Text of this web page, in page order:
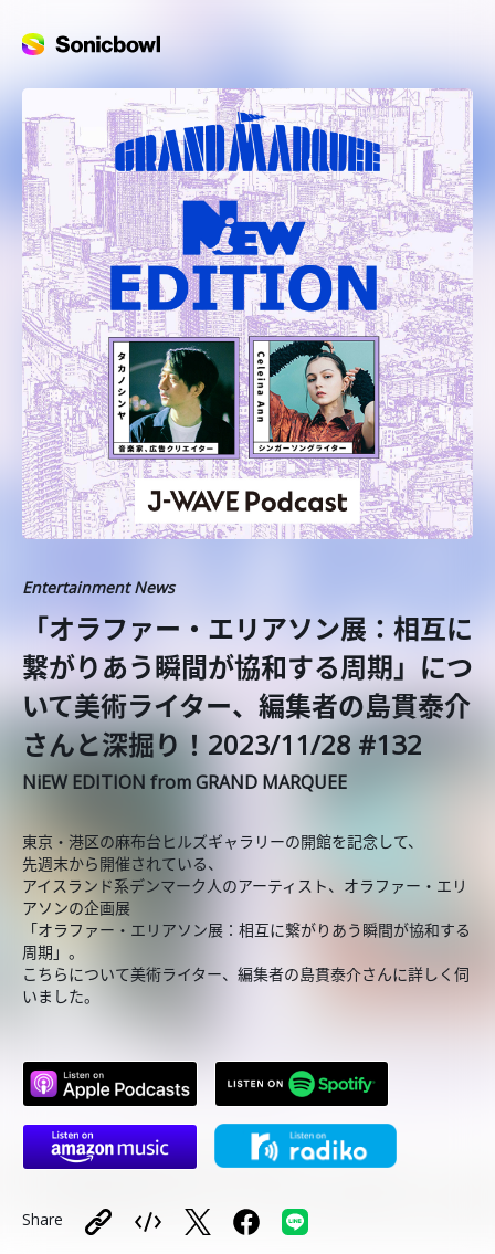
Entertainment News
「オラファー・エリアソン展：相互に
繋がりあう瞬間が協和する周期」につ
いて美術ライター、編集者の島貫泰介
さんと深掘り！2023/11/28 #132
NiEW EDITION from GRAND MARQUEE
東京・港区の麻布台ヒルズギャラリーの開館を記念して、
先週末から開催されている、
アイスランド系デンマーク人のアーティスト、オラファー・エリ
アソンの企画展
「オラファー・エリアソン展：相互に繋がりあう瞬間が協和する
周期」。
こちらについて美術ライター、編集者の島貫泰介さんに詳しく伺
いました。
Share